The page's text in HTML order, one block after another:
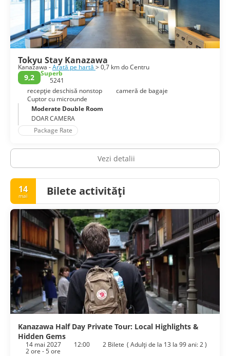
Tokyu Stay Kanazawa
Kanazawa -Arată pe hartă > 0,7 km do Centru
9,2
Superb
5241
recepţie deschisă nonstop
cameră de bagaje
Cuptor cu microunde
Moderate Double Room
DOAR CAMERA
Package Rate
Vezi detalii
14
mai Bilete activități
Kanazawa Half Day Private Tour: Local Highlights &
Hidden Gems
14 mai 2027 12:00 2 Bilete ( Adulţi de la 13 la 99 ani: 2)
2 ore - 5 ore